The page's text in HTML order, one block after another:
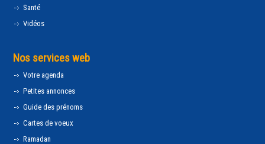
Santé
Vidéos
Nos services web
Votre agenda
Petites annonces
Guide des prénoms
Cartes de voeux
Ramadan